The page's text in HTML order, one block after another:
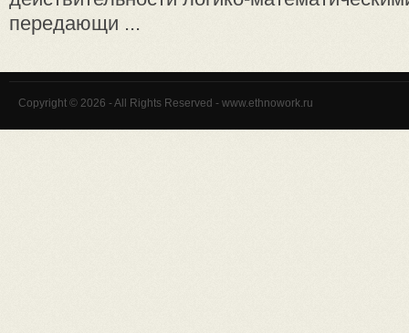
передающи ...
Copyright © 2026 - All Rights Reserved - www.ethnowork.ru